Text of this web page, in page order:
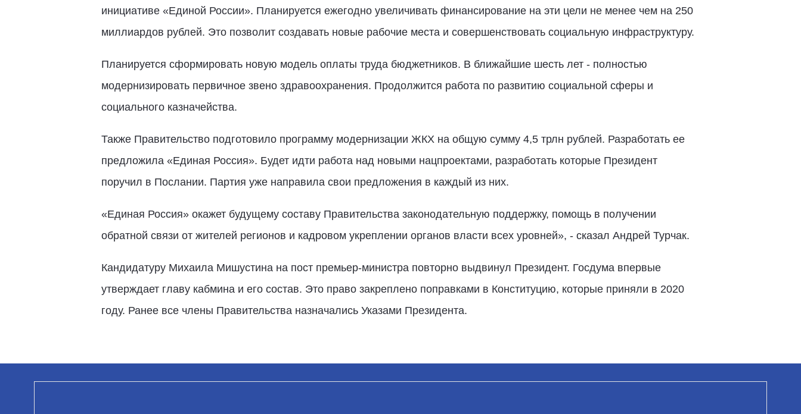
инициативе «Единой России». Планируется ежегодно увеличивать финансирование на эти цели не менее чем на 250
миллиардов рублей. Это позволит создавать новые рабочие места и совершенствовать социальную инфраструктуру.
Планируется сформировать новую модель оплаты труда бюджетников. В ближайшие шесть лет - полностью
модернизировать первичное звено здравоохранения. Продолжится работа по развитию социальной сферы и
социального казначейства.
Также Правительство подготовило программу модернизации ЖКХ на общую сумму 4,5 трлн рублей. Разработать ее
предложила «Единая Россия». Будет идти работа над новыми нацпроектами, разработать которые Президент
поручил в Послании. Партия уже направила свои предложения в каждый из них.
«Единая Россия» окажет будущему составу Правительства законодательную поддержку, помощь в получении
обратной связи от жителей регионов и кадровом укреплении органов власти всех уровней», - сказал Андрей Турчак.
Кандидатуру Михаила Мишустина на пост премьер-министра повторно выдвинул Президент. Госдума впервые
утверждает главу кабмина и его состав. Это право закреплено поправками в Конституцию, которые приняли в 2020
году. Ранее все члены Правительства назначались Указами Президента.